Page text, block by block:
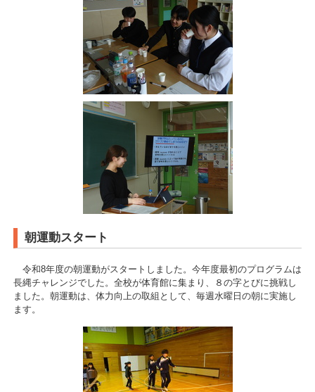
朝運動スタート
令和8年度の朝運動がスタートしました。今年度最初のプログラムは
長縄チャレンジでした。全校が体育館に集まり、８の字とびに挑戦し
ました。朝運動は、体力向上の取組として、毎週水曜日の朝に実施し
ます。